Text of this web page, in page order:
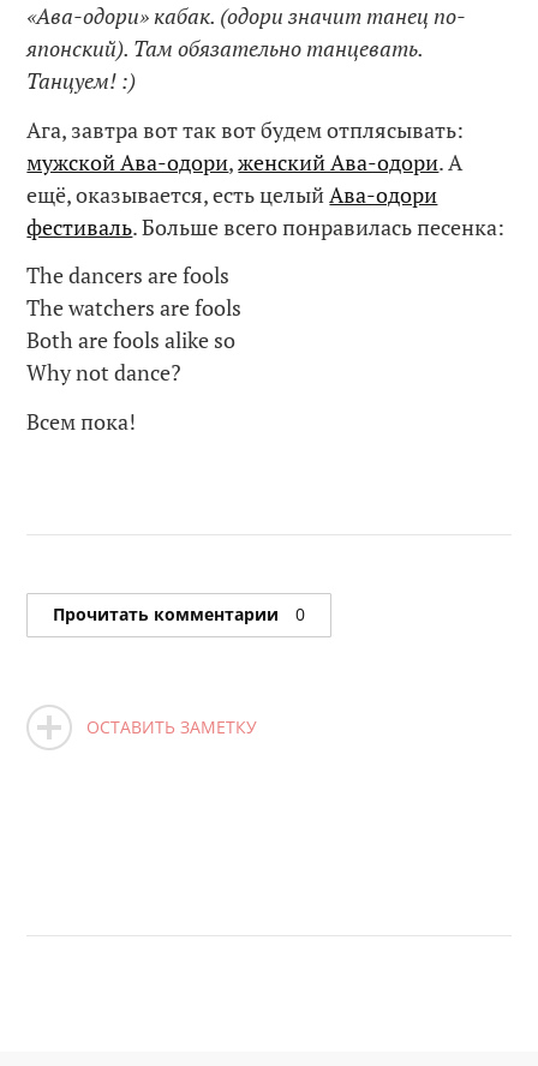
«Ава-одори» кабак. (одори значит танец по-
японский). Там обязательно танцевать.
Танцуем! :)
Ага, завтра вот так вот будем отплясывать:
мужской Ава-одори,женский Ава-одори. А
ещё, оказывается, есть целый Ава-одори
фестиваль. Больше всего понравилась песенка:
The dancers are fools
The watchers are fools
Both are fools alike so
Why not dance?
Всем пока!
Прочитать комментарии 0
ОСТАВИТЬ ЗАМЕТКУ